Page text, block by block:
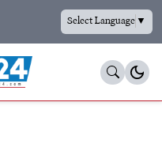
Select Language▼